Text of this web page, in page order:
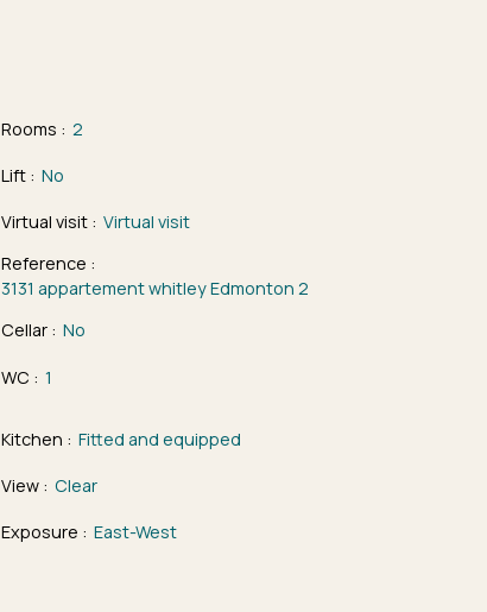
Rooms : 2
Lift : No
Virtual visit : Virtual visit
Reference :
3131 appartement whitley Edmonton 2
Cellar : No
WC : 1
Kitchen : Fitted and equipped
View : Clear
Exposure : East-West